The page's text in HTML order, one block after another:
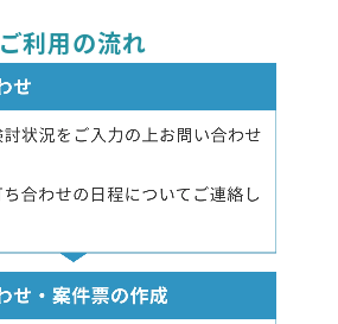
ご利用の流れ